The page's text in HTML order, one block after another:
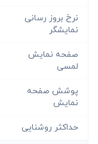
نرخ بروز رسانی
نمایشگر
صفحه نمایش
لمسی
پوشش صفحه
نمایش
حداکثر روشنایی